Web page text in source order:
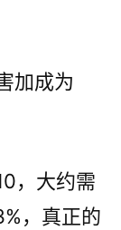
加成为
，大约需
，真正的